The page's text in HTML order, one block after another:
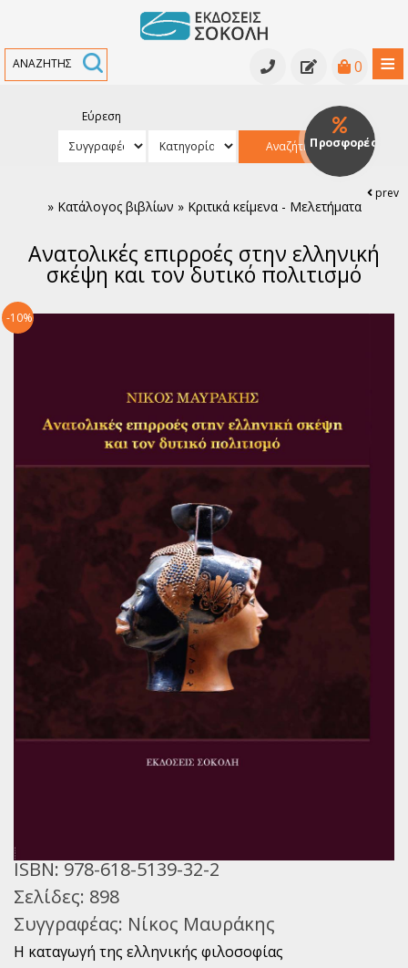
≡
0
Κατάλογος βιβλίων
Ανθολογίες - Γραμματολογίες
Κριτικά κείμενα - Μελετήματα
Αρχαία Ελληνική Γραμματεία
Παγκόσμια Πεζογραφία
Παγκόσμια Ποίηση
Βιβλία για Παιδιά
Εφηβική Λογοτεχνία
Ελληνικό Θέατρο
Παγκόσμιο Θέατρο
Ιστορία
Βιογραφίες
Εκπαίδευση
Εκδηλώσεις
Νέα
Εύρεση
Αναζήτηση
» Κατάλογος βιβλίων » Κριτικά κείμενα - Μελετήματα
Ανατολικές επιρροές στην ελληνική
σκέψη και τον δυτικό πολιτισμό
prev
ISBN: 978-618-5139-32-2
Σελίδες: 898
Συγγραφέας: Νίκος Μαυράκης
Η καταγωγή της ελληνικής φιλοσοφίας
-10%
Προσφορές